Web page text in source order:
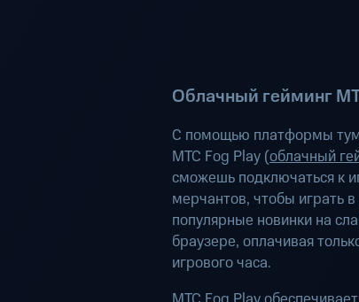
Облачный гейминг
С помощью платформы
МТС Fog Play (облачный
сможешь подключаться к
мерчантов, чтобы играть
популярные новинки на
браузере, оплачивая
игрового часа.